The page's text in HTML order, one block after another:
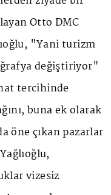
Otto DMC
"Yani turizm
değiştiriyor"
tercihinde
buna ek olarak
öne çıkan pazarlar
vizesiz